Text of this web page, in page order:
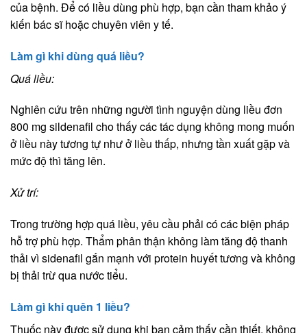
của bệnh. Để có liều dùng phù hợp, bạn cần tham khảo ý
kiến bác sĩ hoặc chuyên viên y tế.
Làm gì khi dùng quá liều?
Quá liều:
Nghiên cứu trên những người tình nguyện dùng liều đơn
800 mg sildenafil cho thấy các tác dụng không mong muốn
ở liều này tương tự như ở liều thấp, nhưng tần xuất gặp và
mức độ thì tăng lên.
Xử trí:
Trong trường hợp quá liều, yêu cầu phải có các biện pháp
hỗ trợ phù hợp. Thẩm phân thận không làm tăng độ thanh
thải vì sidenafil gắn mạnh với protein huyết tương và không
bị thải trừ qua nước tiểu.
Làm gì khi quên 1 liều?
Thuốc này được sử dụng khi bạn cảm thấy cần thiết, không